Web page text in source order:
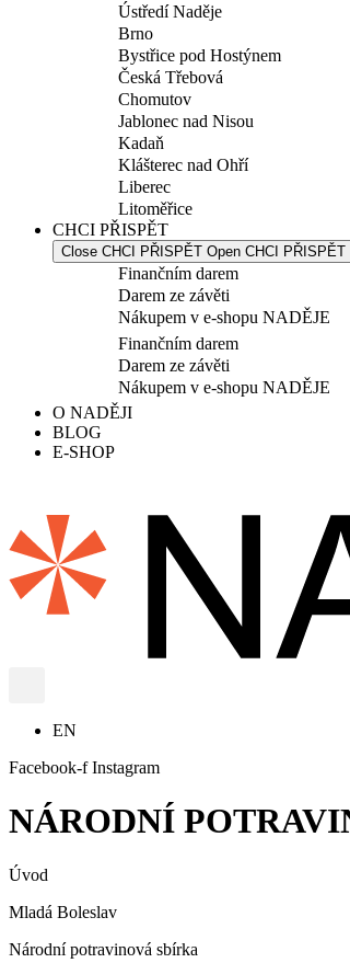
Ústředí Naděje
Brno
Bystřice pod Hostýnem
Česká Třebová
Chomutov
Jablonec nad Nisou
Kadaň
Klášterec nad Ohří
Liberec
Litoměřice
CHCI PŘISPĚT
Close CHCI PŘISPĚT Open CHCI PŘISPĚT
Finančním darem
Darem ze závěti
Nákupem v e-shopu NADĚJE
Finančním darem
Darem ze závěti
Nákupem v e-shopu NADĚJE
O NADĚJI
BLOG
E-SHOP
EN
Facebook-f Instagram
NÁRODNÍ
Úvod
Mladá Boleslav
Národní potravinová sbírka